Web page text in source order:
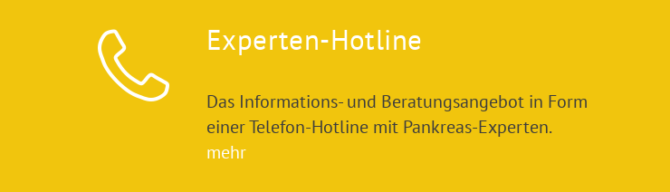
Experten-Hotline
Das Informations- und Beratungsangebot in Form
einer Telefon-Hotline mit Pankreas-Experten.
mehr